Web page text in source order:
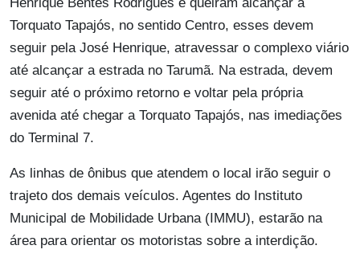
Torquato Tapajós, no sentido Centro, esses devem
seguir pela José Henrique, atravessar o complexo viário
até alcançar a estrada no Tarumã. Na estrada, devem
seguir até o próximo retorno e voltar pela própria
avenida até chegar a Torquato Tapajós, nas imediações
do Terminal 7.
As linhas de ônibus que atendem o local irão seguir o
trajeto dos demais veículos. Agentes do Instituto
Municipal de Mobilidade Urbana (IMMU), estarão na
área para orientar os motoristas sobre a interdição.